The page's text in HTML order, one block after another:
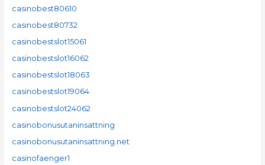
casinobest80610
casinobest80732
casinobestslot15061
casinobestslot16062
casinobestslot18063
casinobestslot19064
casinobestslot24062
casinobonusutaninsattning
casinobonusutaninsattning.net
casinofaenger1